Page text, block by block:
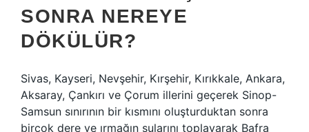
SONRA NEREYE
DÖKÜLÜR?
Sivas, Kayseri, Nevşehir, Kırşehir, Kırıkkale, Ankara,
Aksaray, Çankırı ve Çorum illerini geçerek Sinop-
Samsun sınırının bir kısmını oluşturduktan sonra
birçok dere ve ırmağın sularını toplayarak Bafra